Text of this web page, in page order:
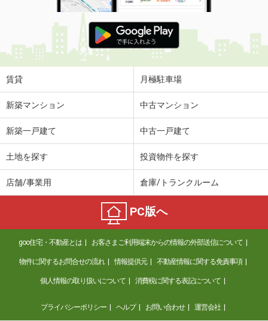
賃貸 月極駐車場
新築マンション 中古マンション
新築一戸建て 中古一戸建て
土地を探す 投資物件を探す
店舗/事業用 倉庫/トランクルーム
PC版へ
goo住宅・不動産とは お客さまご利用端末からの情報の外部送信について
物件に関するお問合せの流れ 情報提供元 不動産情報に関する免責事項
個人情報の取り扱いについて 消費税に関する表記について
プライバシーポリシー ヘルプ お問い合わせ 運営会社